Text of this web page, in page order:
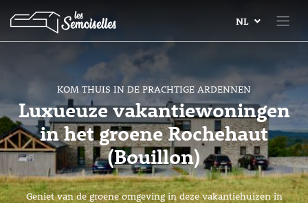
NL
KOM THUIS IN DE PRACHTIGE ARDENNEN
Luxueuze vakantiewoningen
in het groene Rochehaut
(Bouillon)
Geniet van de groene omgeving in deze vakantiehuizen in